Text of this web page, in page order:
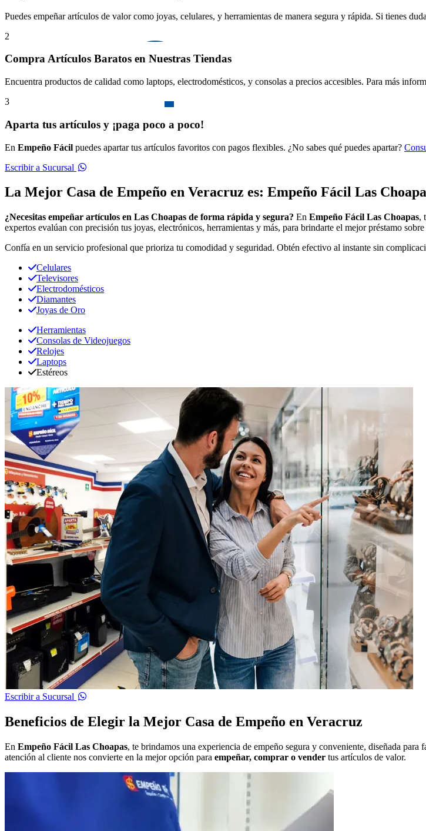
Puedes empeñar artículos de valor como joyas, celulares, y herramientas de manera segura y rápida. Si tienes
2
Compra Artículos Baratos en Nuestras Tiendas
Encuentra productos de calidad como laptops, electrodomésticos, y consolas a precios accesibles. Para más
3
Aparta tus artículos y ¡paga poco a poco!
En Empeño Fácil puedes apartar tus artículos favoritos con pagos flexibles. ¿No sabes qué puedes apartar?
Escribir a Sucursal
La Mejor Casa de Empeño en Veracruz es: Empeño Fácil Las
¿Necesitas empeñar artículos en Las Choapas de forma rápida y segura? En Empeño Fácil Las Choapas,
expertos evalúan con precisión tus joyas, electrónicos, herramientas y más, para brindarte el mejor préstamo
Confía en un servicio profesional que prioriza tu comodidad y seguridad. Obtén efectivo al instante sin
Celulares
Televisores
Electrodomésticos
Diamantes
Joyas de Oro
Herramientas
Consolas de Videojuegos
Relojes
Laptops
Estéreos
Escribir a Sucursal
Beneficios de Elegir la Mejor Casa de Empeño en Veracruz
En Empeño Fácil Las Choapas, te brindamos una experiencia de empeño segura y conveniente, diseñada
atención al cliente nos convierte en la mejor opción para empeñar, comprar o vender tus artículos de valor.